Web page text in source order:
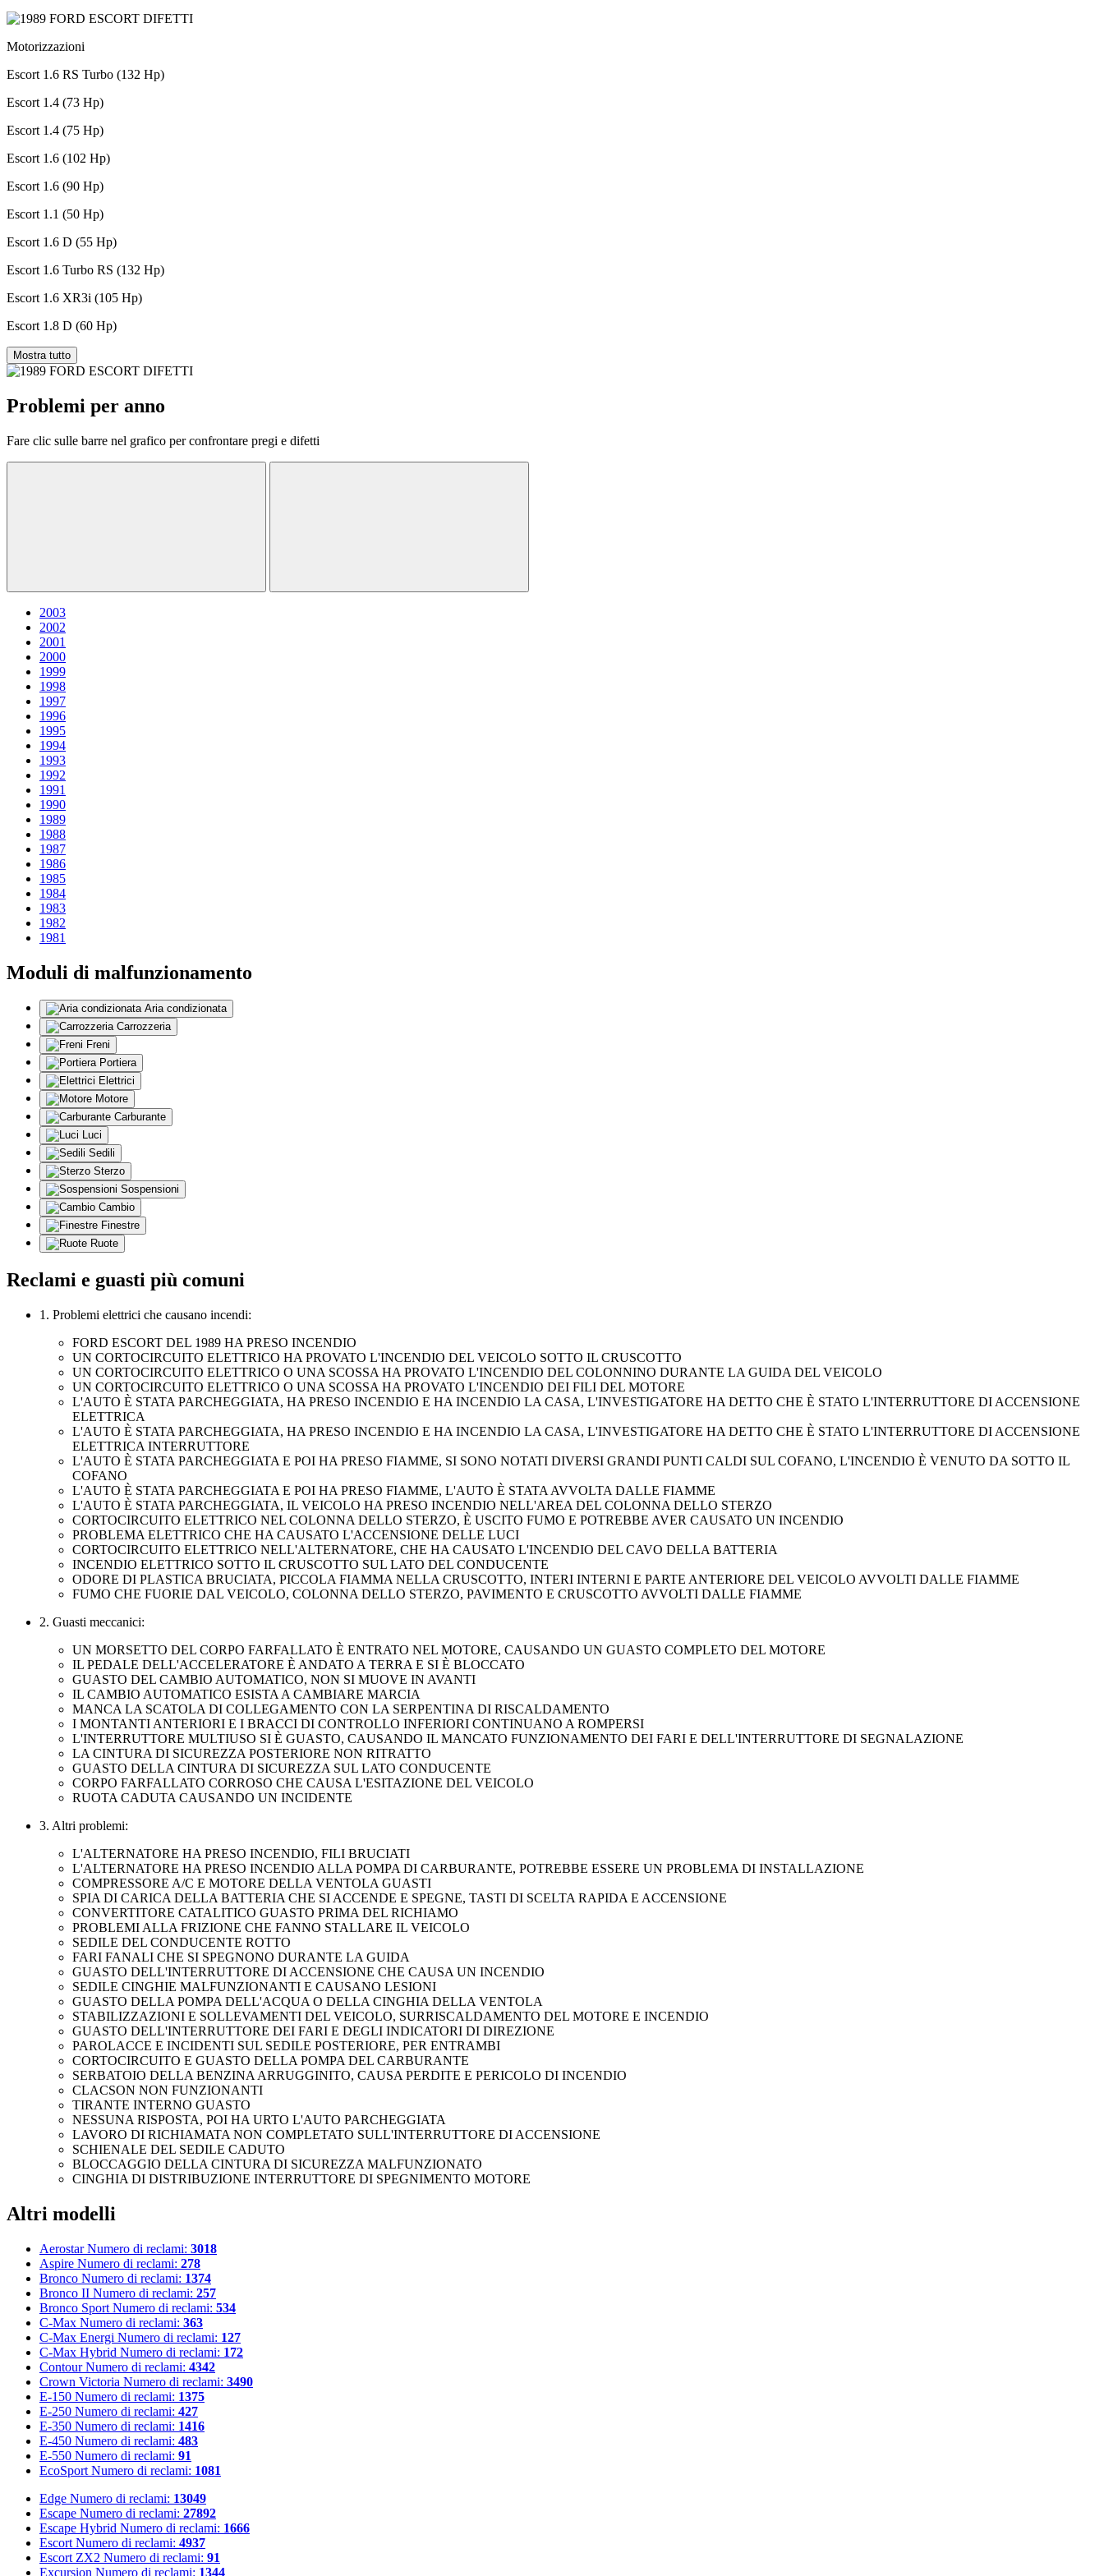
Motorizzazioni
Escort 1.6 RS Turbo (132 Hp)
Escort 1.4 (73 Hp)
Escort 1.4 (75 Hp)
Escort 1.6 (102 Hp)
Escort 1.6 (90 Hp)
Escort 1.1 (50 Hp)
Escort 1.6 D (55 Hp)
Escort 1.6 Turbo RS (132 Hp)
Escort 1.6 XR3i (105 Hp)
Escort 1.8 D (60 Hp)
Mostra tutto
Problemi per anno
Fare clic sulle barre nel grafico per confrontare pregi e difetti
2003
2002
2001
2000
1999
1998
1997
1996
1995
1994
1993
1992
1991
1990
1989
1988
1987
1986
1985
1984
1983
1982
1981
Moduli di malfunzionamento
Aria condizionata
Carrozzeria
Freni
Portiera
Elettrici
Motore
Carburante
Luci
Sedili
Sterzo
Sospensioni
Cambio
Finestre
Ruote
Reclami e guasti più comuni
1. Problemi elettrici che causano incendi:
FORD ESCORT DEL 1989 HA PRESO INCENDIO
UN CORTOCIRCUITO ELETTRICO HA PROVATO L'INCENDIO DEL VEICOLO SOTTO IL CRUSCOTTO
UN CORTOCIRCUITO ELETTRICO O UNA SCOSSA HA PROVATO L'INCENDIO DEL COLONNINO DURANTE LA GUIDA DEL VEICOLO
UN CORTOCIRCUITO ELETTRICO O UNA SCOSSA HA PROVATO L'INCENDIO DEI FILI DEL MOTORE
L'AUTO È STATA PARCHEGGIATA, HA PRESO INCENDIO E HA INCENDIO LA CASA, L'INVESTIGATORE HA DETTO CHE È STATO L'INTERRUTTORE DI ACCENSIONE
ELETTRICA
L'AUTO È STATA PARCHEGGIATA, HA PRESO INCENDIO E HA INCENDIO LA CASA, L'INVESTIGATORE HA DETTO CHE È STATO L'INTERRUTTORE DI ACCENSIONE
ELETTRICA INTERRUTTORE
L'AUTO È STATA PARCHEGGIATA E POI HA PRESO FIAMME, SI SONO NOTATI DIVERSI GRANDI PUNTI CALDI SUL COFANO, L'INCENDIO È VENUTO DA SOTTO IL
COFANO
L'AUTO È STATA PARCHEGGIATA E POI HA PRESO FIAMME, L'AUTO È STATA AVVOLTA DALLE FIAMME
L'AUTO È STATA PARCHEGGIATA, IL VEICOLO HA PRESO INCENDIO NELL'AREA DEL COLONNA DELLO STERZO
CORTOCIRCUITO ELETTRICO NEL COLONNA DELLO STERZO, È USCITO FUMO E POTREBBE AVER CAUSATO UN INCENDIO
PROBLEMA ELETTRICO CHE HA CAUSATO L'ACCENSIONE DELLE LUCI
CORTOCIRCUITO ELETTRICO NELL'ALTERNATORE, CHE HA CAUSATO L'INCENDIO DEL CAVO DELLA BATTERIA
INCENDIO ELETTRICO SOTTO IL CRUSCOTTO SUL LATO DEL CONDUCENTE
ODORE DI PLASTICA BRUCIATA, PICCOLA FIAMMA NELLA CRUSCOTTO, INTERI INTERNI E PARTE ANTERIORE DEL VEICOLO AVVOLTI DALLE FIAMME
FUMO CHE FUORIE DAL VEICOLO, COLONNA DELLO STERZO, PAVIMENTO E CRUSCOTTO AVVOLTI DALLE FIAMME
2. Guasti meccanici:
UN MORSETTO DEL CORPO FARFALLATO È ENTRATO NEL MOTORE, CAUSANDO UN GUASTO COMPLETO DEL MOTORE
IL PEDALE DELL'ACCELERATORE È ANDATO A TERRA E SI È BLOCCATO
GUASTO DEL CAMBIO AUTOMATICO, NON SI MUOVE IN AVANTI
IL CAMBIO AUTOMATICO ESISTA A CAMBIARE MARCIA
MANCA LA SCATOLA DI COLLEGAMENTO CON LA SERPENTINA DI RISCALDAMENTO
I MONTANTI ANTERIORI E I BRACCI DI CONTROLLO INFERIORI CONTINUANO A ROMPERSI
L'INTERRUTTORE MULTIUSO SI È GUASTO, CAUSANDO IL MANCATO FUNZIONAMENTO DEI FARI E DELL'INTERRUTTORE DI SEGNALAZIONE
LA CINTURA DI SICUREZZA POSTERIORE NON RITRATTO
GUASTO DELLA CINTURA DI SICUREZZA SUL LATO CONDUCENTE
CORPO FARFALLATO CORROSO CHE CAUSA L'ESITAZIONE DEL VEICOLO
RUOTA CADUTA CAUSANDO UN INCIDENTE
3. Altri problemi:
L'ALTERNATORE HA PRESO INCENDIO, FILI BRUCIATI
L'ALTERNATORE HA PRESO INCENDIO ALLA POMPA DI CARBURANTE, POTREBBE ESSERE UN PROBLEMA DI INSTALLAZIONE
COMPRESSORE A/C E MOTORE DELLA VENTOLA GUASTI
SPIA DI CARICA DELLA BATTERIA CHE SI ACCENDE E SPEGNE, TASTI DI SCELTA RAPIDA E ACCENSIONE
CONVERTITORE CATALITICO GUASTO PRIMA DEL RICHIAMO
PROBLEMI ALLA FRIZIONE CHE FANNO STALLARE IL VEICOLO
SEDILE DEL CONDUCENTE ROTTO
FARI FANALI CHE SI SPEGNONO DURANTE LA GUIDA
GUASTO DELL'INTERRUTTORE DI ACCENSIONE CHE CAUSA UN INCENDIO
SEDILE CINGHIE MALFUNZIONANTI E CAUSANO LESIONI
GUASTO DELLA POMPA DELL'ACQUA O DELLA CINGHIA DELLA VENTOLA
STABILIZZAZIONI E SOLLEVAMENTI DEL VEICOLO, SURRISCALDAMENTO DEL MOTORE E INCENDIO
GUASTO DELL'INTERRUTTORE DEI FARI E DEGLI INDICATORI DI DIREZIONE
PAROLACCE E INCIDENTI SUL SEDILE POSTERIORE, PER ENTRAMBI
CORTOCIRCUITO E GUASTO DELLA POMPA DEL CARBURANTE
SERBATOIO DELLA BENZINA ARRUGGINITO, CAUSA PERDITE E PERICOLO DI INCENDIO
CLACSON NON FUNZIONANTI
TIRANTE INTERNO GUASTO
NESSUNA RISPOSTA, POI HA URTO L'AUTO PARCHEGGIATA
LAVORO DI RICHIAMATA NON COMPLETATO SULL'INTERRUTTORE DI ACCENSIONE
SCHIENALE DEL SEDILE CADUTO
BLOCCAGGIO DELLA CINTURA DI SICUREZZA MALFUNZIONATO
CINGHIA DI DISTRIBUZIONE INTERRUTTORE DI SPEGNIMENTO MOTORE
Altri modelli
Aerostar Numero di reclami: 3018
Aspire Numero di reclami: 278
Bronco Numero di reclami: 1374
Bronco II Numero di reclami: 257
Bronco Sport Numero di reclami: 534
C-Max Numero di reclami: 363
C-Max Energi Numero di reclami: 127
C-Max Hybrid Numero di reclami: 172
Contour Numero di reclami: 4342
Crown Victoria Numero di reclami: 3490
E-150 Numero di reclami: 1375
E-250 Numero di reclami: 427
E-350 Numero di reclami: 1416
E-450 Numero di reclami: 483
E-550 Numero di reclami: 91
EcoSport Numero di reclami: 1081
Edge Numero di reclami: 13049
Escape Numero di reclami: 27892
Escape Hybrid Numero di reclami: 1666
Escort Numero di reclami: 4937
Escort ZX2 Numero di reclami: 91
Excursion Numero di reclami: 1344